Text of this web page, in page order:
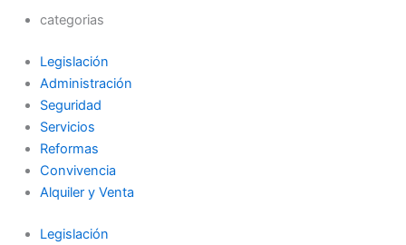
categorias
Legislación
Administración
Seguridad
Servicios
Reformas
Convivencia
Alquiler y Venta
Legislación